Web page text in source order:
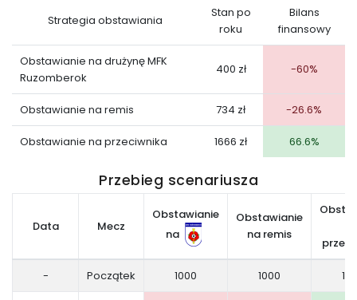
Strategia obstawiania
Stan po
roku
Bilans
finansowy
Obstawianie na drużynę MFK
Ruzomberok
400 zł -60%
Obstawianie na remis 734 zł -26.6%
Obstawianie na przeciwnika 1666 zł 66.6%
Przebieg scenariusza
Data Mecz
Obstawianie
na
Obstawianie
na remis
- Początek 1000 1000